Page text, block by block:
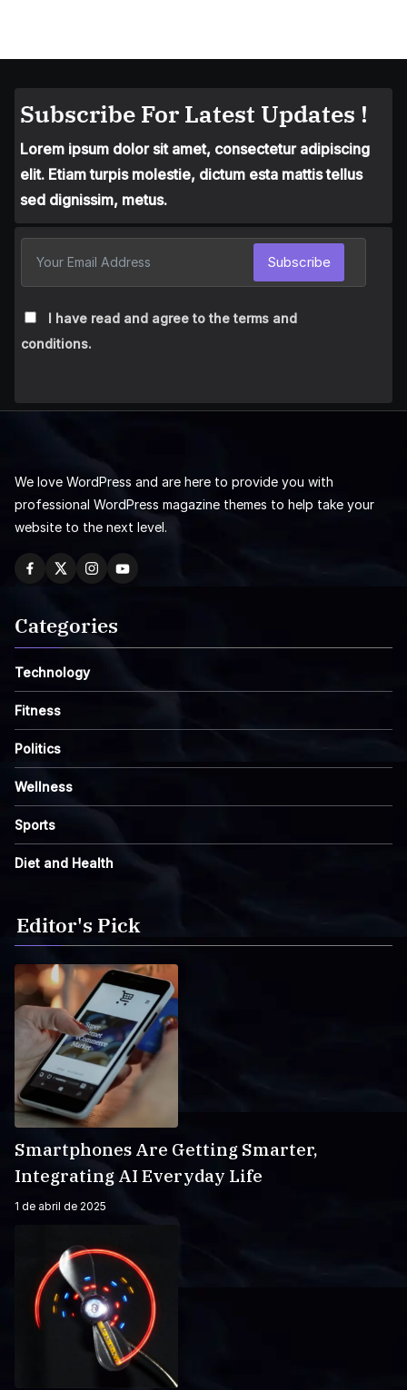
Subscribe For Latest Updates !
Lorem ipsum dolor sit amet, consectetur adipiscing
elit. Etiam turpis molestie, dictum esta mattis tellus
sed dignissim, metus.
I have read and agree to the terms and
conditions.
Subscribe
We love WordPress and are here to provide you with
professional WordPress magazine themes to help take your
website to the next level.
Categories
Technology
Fitness
Politics
Wellness
Sports
Diet and Health
Editor's Pick
Smartphones Are Getting Smarter,
Integrating AI Everyday Life
1 de abril de 2025